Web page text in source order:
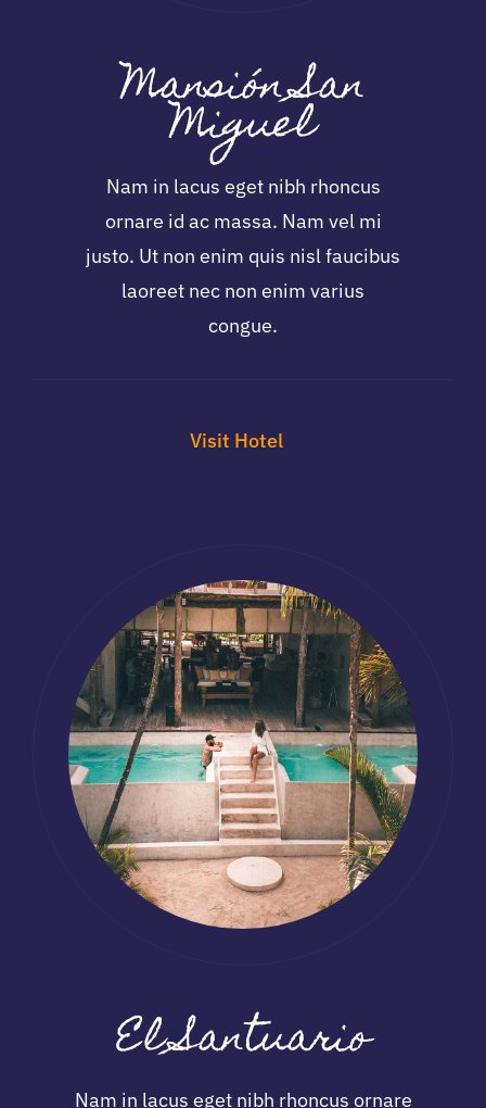
Mansión San
Miguel
Nam in lacus eget nibh rhoncus
ornare id ac massa. Nam vel mi
justo. Ut non enim quis nisl faucibus
laoreet nec non enim varius
congue.
Visit Hotel
El Santuario
Nam in lacus eget nibh rhoncus ornare